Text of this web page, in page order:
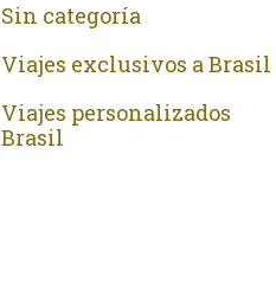
Sin categoría
Viajes exclusivos a Brasil
Viajes personalizados
Brasil